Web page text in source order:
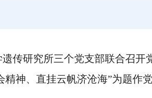
遗传研究所三个党支部联合召开
精神、直挂云帆济沧海”为题作